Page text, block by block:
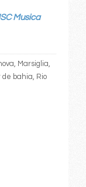
Musica
Marsiglia,
bahia, Rio